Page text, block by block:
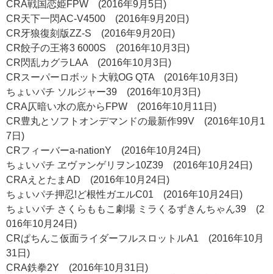
CRA戦国恋姫FPW (2016年9月5日)
CR天下一閃AC-V4500 (2016年9月20日)
CR牙狼復刻版ZZ-S (2016年9月20日)
CR餃子の王将3 6000S (2016年10月3日)
CR閃乱カグラLAA (2016年10月3日)
CRスーパーロボット大戦OG QTA (2016年10月3日)
ちょいパチ ソルジャー39 (2016年10月3日)
CRA仄暗い水の底からFPW (2016年10月11日)
CR豊丸とソフトオンデマンドの最新作99V (2016年10月1
7日)
CRフィーバーa-nationY (2016年10月24日)
ちょいパチ ヱヴァンゲリヲン10Z39 (2016年10月24日)
CRAえとたまAD (2016年10月24日)
ちょいパチ押忍!ど根性ガエルC01 (2016年10月24日)
ちょいパチ さくらももこ劇場 ミラくるずきんちゃん39 (2
016年10月24日)
CRぱちんこ仮面ライダーフルスロットルA1 (2016年10月
31日)
CRA鉄拳2Y (2016年10月31日)